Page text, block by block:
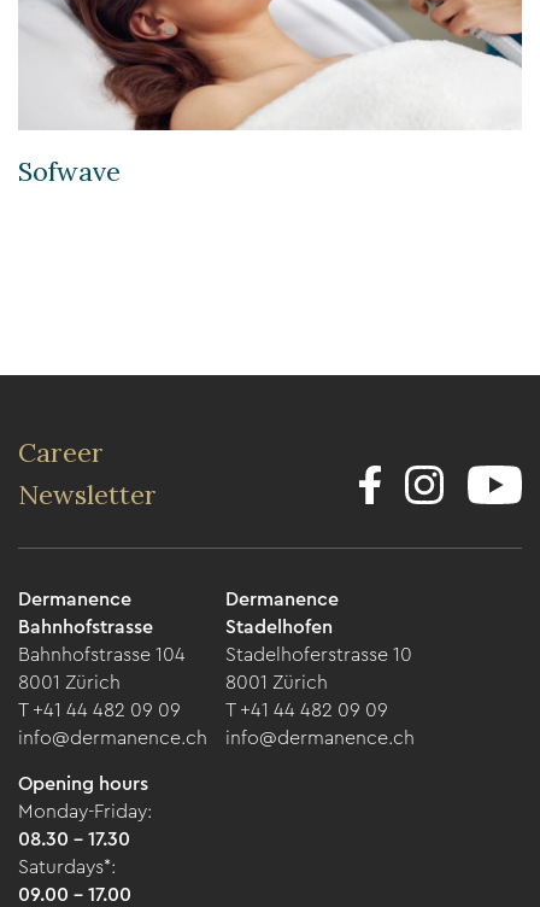
Sofwave
Career
Newsletter
Dermanence
Bahnhofstrasse
Bahnhofstrasse 104
8001 Zürich
T +41 44 482 09 09
info@dermanence.ch
Dermanence
Stadelhofen
Stadelhoferstrasse 10
8001 Zürich
T +41 44 482 09 09
info@dermanence.ch
Opening hours
Monday-Friday:
08.30 - 17.30
Saturdays*:
09.00 - 17.00